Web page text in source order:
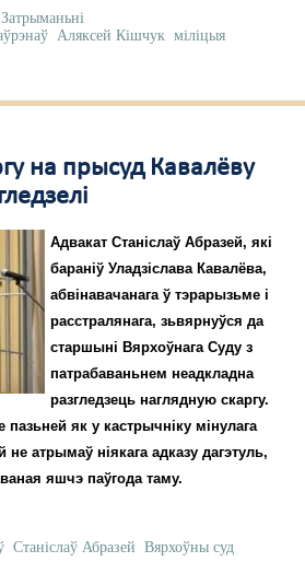
Затрыманьні
Аляксей Кішчук міліцыя
на прысуд Кавалёву
Адвакат Станіслаў Абразей, які
бараніў Уладзіслава Кавалёва,
абвінавачанага ў тэрарызьме і
расстралянага, зьвярнуўся да
старшыні Вярхоўнага Суду з
патрабаваньнем неадкладна
разгледзець наглядную скаргу.
пазьней як у кастрычніку мінулага
атрымаў ніякага адказу дагэтуль,
яшчэ паўгода таму.
Станіслаў Абразей Вярхоўны суд